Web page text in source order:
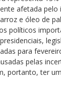
afetada pelo
e óleo de
políticos
para
pelas
portanto, ter